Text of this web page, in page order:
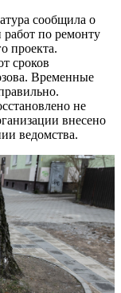
сообщила о
по ремонту
проекта.
сроков
Временные
не
внесено
ведомства.